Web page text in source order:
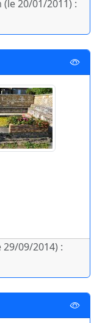
20/01/2011) :
09/2014) :